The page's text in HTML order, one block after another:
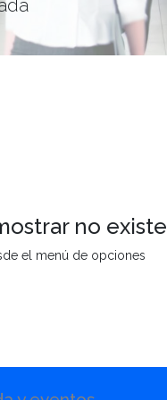
no existe
el menú de opciones